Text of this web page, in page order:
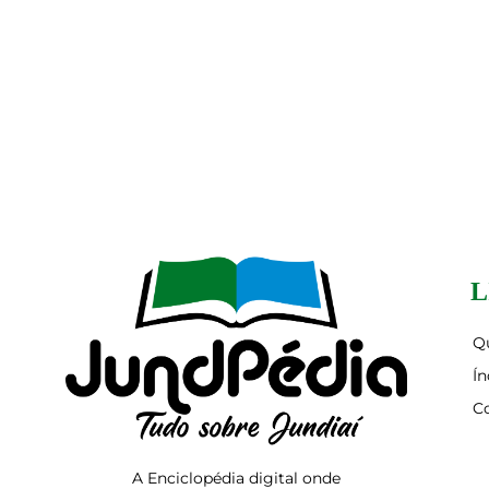
A Enciclopédia digital onde